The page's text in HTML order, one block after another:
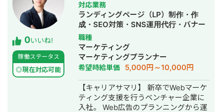
0いいね!
稼働ステータス
◎現在対応可能
対応業務
ランディングページ（LP）制作・作
成・SEO対策・SNS運用代行・バナー
制作・デザイン・リスティング広告運
用代行・採用代行
職種
マーケティング
マーケティングプランナー
希望時給単価 5,000円～10,000円
【キャリアサマリ】 新卒でWebマーケ
ティング支援を行うベンチャー企業に
入社。 Web広告のプランニングから運